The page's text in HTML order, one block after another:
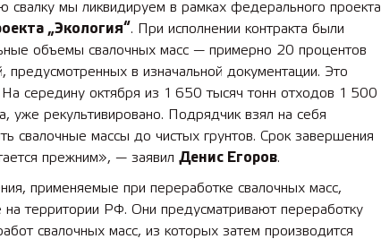
свалку мы ликвидируем в рамках федерального проекта
„Экология“. При исполнении контракта были
объемы свалочных масс — примерно 20 процентов
предусмотренных в изначальной документации. Это
На середину октября из 1 650 тысяч тонн отходов 1 500
уже рекультивировано. Подрядчик взял на себя
свалочные массы до чистых грунтов. Срок завершения
прежним», — заявил Денис Егоров.
применяемые при переработке свалочных масс,
на территории РФ. Они предусматривают переработку
свалочных масс, из которых затем производится